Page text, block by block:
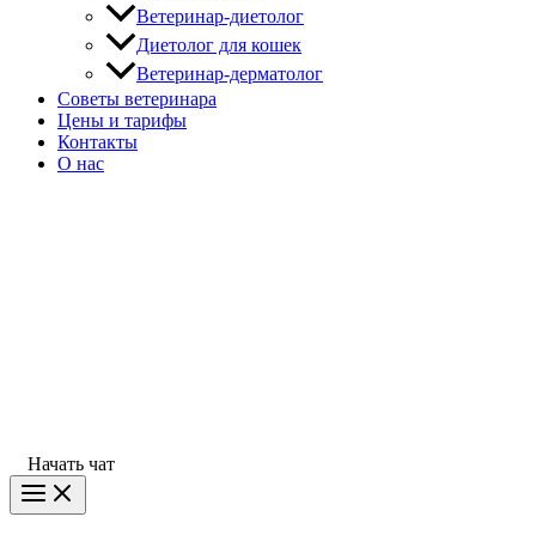
Ветеринар-диетолог
Диетолог для кошек
Ветеринар-дерматолог
Советы ветеринара
Цены и тарифы
Контакты
О нас
Начать чат